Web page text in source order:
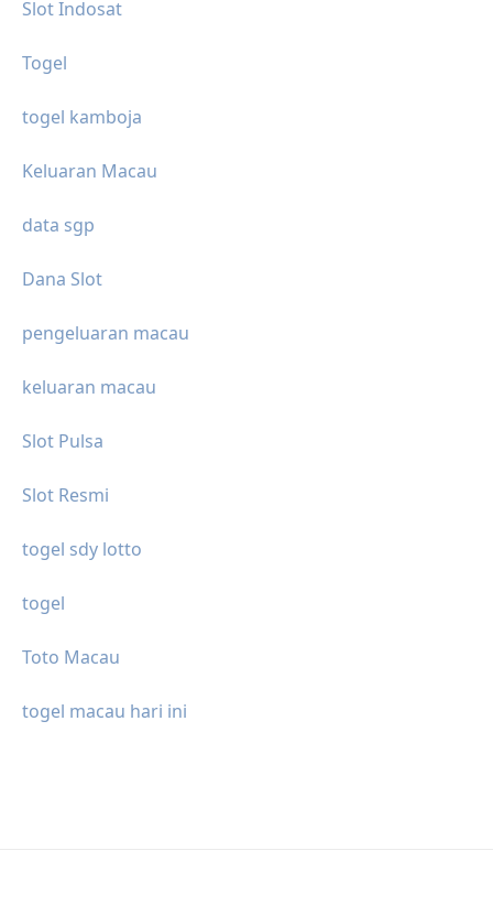
Slot Indosat
Togel
togel kamboja
Keluaran Macau
data sgp
Dana Slot
pengeluaran macau
keluaran macau
Slot Pulsa
Slot Resmi
togel sdy lotto
togel
Toto Macau
togel macau hari ini